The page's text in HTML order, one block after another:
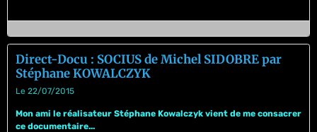
Direct-Docu : SOCIUS de Michel SIDOBRE par
Stéphane KOWALCZYK
Le 22/07/2015
Mon ami le réalisateur Stéphane Kowalczyk vient de me consacrer
ce documentaire...